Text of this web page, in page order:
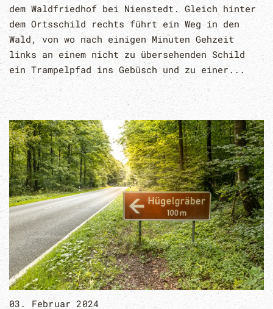
dem Waldfriedhof bei Nienstedt. Gleich hinter
dem Ortsschild rechts führt ein Weg in den
Wald, von wo nach einigen Minuten Gehzeit
links an einem nicht zu übersehenden Schild
ein Trampelpfad ins Gebüsch und zu einer...
03. Februar 2024